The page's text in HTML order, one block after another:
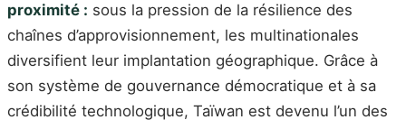
proximité : sous la pression de la résilience des
chaînes d’approvisionnement, les multinationales
diversifient leur implantation géographique. Grâce à
son système de gouvernance démocratique et à sa
crédibilité technologique, Taïwan est devenu l’un des